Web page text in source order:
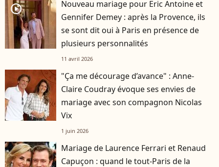
player2
Nouveau mariage pour Eric Antoine et
Gennifer Demey : après la Provence, ils
se sont dit oui à Paris en présence de
plusieurs personnalités
11 avril 2026
"Ça me décourage d’avance" : Anne-
Claire Coudray évoque ses envies de
mariage avec son compagnon Nicolas
Vix
1 juin 2026
Mariage de Laurence Ferrari et Renaud
Capuçon : quand le tout-Paris de la